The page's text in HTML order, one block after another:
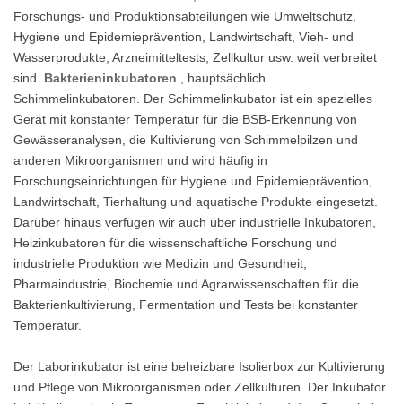
Forschungs- und Produktionsabteilungen wie Umweltschutz,
Hygiene und Epidemieprävention, Landwirtschaft, Vieh- und
Wasserprodukte, Arzneimitteltests, Zellkultur usw. weit verbreitet
sind. Bakterieninkubatoren
, hauptsächlich
Schimmelinkubatoren. Der Schimmelinkubator ist ein spezielles
Gerät mit konstanter Temperatur für die BSB-Erkennung von
Gewässeranalysen, die Kultivierung von Schimmelpilzen und
anderen Mikroorganismen und wird häufig in
Forschungseinrichtungen für Hygiene und Epidemieprävention,
Landwirtschaft, Tierhaltung und aquatische Produkte eingesetzt.
Darüber hinaus verfügen wir auch über industrielle Inkubatoren,
Heizinkubatoren für die wissenschaftliche Forschung und
industrielle Produktion wie Medizin und Gesundheit,
Pharmaindustrie, Biochemie und Agrarwissenschaften für die
Bakterienkultivierung, Fermentation und Tests bei konstanter
Temperatur.
Der Laborinkubator ist eine beheizbare Isolierbox zur Kultivierung
und Pflege von Mikroorganismen oder Zellkulturen. Der Inkubator